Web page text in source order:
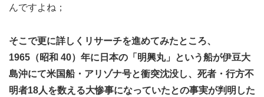
んですよね；
そこで更に詳しくリサーチを進めてみたところ、
1965（昭和 40）年に日本の「明興丸」という船が伊豆大
島沖にて米国船・アリゾナ号と衝突沈没し、死者・行方不
明者18人を数える大惨事になっていたとの事実が判明した